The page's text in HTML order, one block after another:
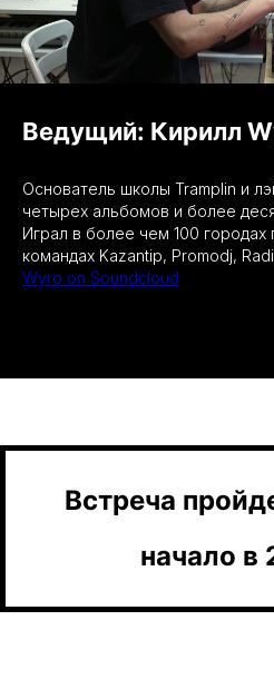
Ведущий: Кирилл
Основатель школы Tramplin и
четырех альбомов и более
Играл в более чем 100 городах
командах Kazantip, Promodj,
Wyro on Soundcloud
Встреча
начало в